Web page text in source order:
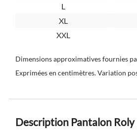
L
XL
XXL
Dimensions approximatives fournies
Exprimées en centimètres. Variation
Description Pantalon Roly